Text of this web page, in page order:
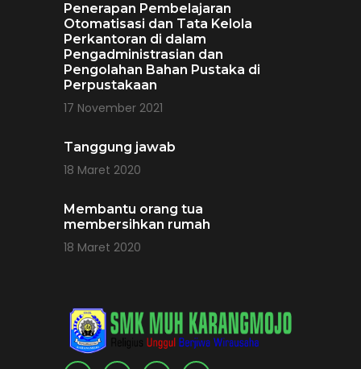
Penerapan Pembelajaran
Otomatisasi dan Tata Kelola
Perkantoran di dalam
Pengadministrasian dan
Pengolahan Bahan Pustaka di
Perpustakaan
17 November 2021
Tanggung jawab
18 Maret 2020
Membantu orang tua
membersihkan rumah
18 Maret 2020